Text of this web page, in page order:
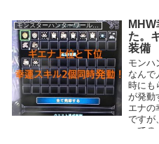
モンスターハンターワールド MHW
た。
装備
モンハ
なんで
時にも
が発動
エナの
ですが
っての...